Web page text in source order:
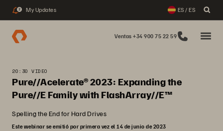
2 My Updates ES / ES
Ventas +34 900 75 22 59
20:30 VIDEO
Pure//Acelerate® 2023: Expanding the
Pure//E Family with FlashArray//E™
Spelling the End for Hard Drives
Este webinar se emitió por primera vez el 14 de junio de 2023